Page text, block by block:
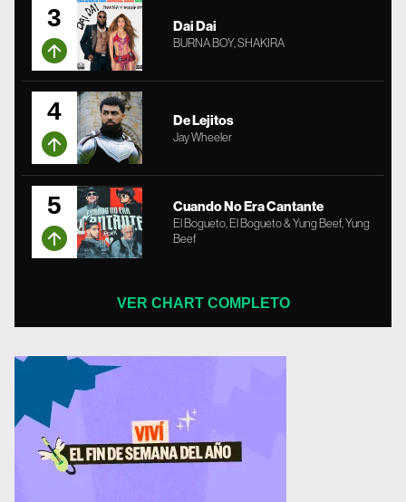
3 Dai Dai
BURNA BOY, SHAKIRA
4 De Lejitos
Jay Wheeler
5 Cuando No Era Cantante
El Bogueto, El Bogueto & Yung Beef, Yung
Beef
VER CHART COMPLETO